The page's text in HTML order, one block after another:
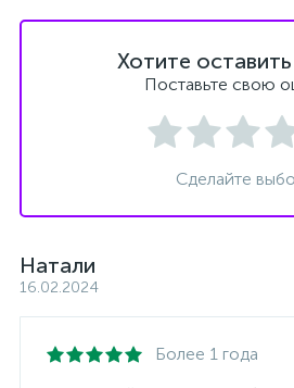
Хотите
Поставьте свою
Сделайте
Натали
16.02.2024
Более 1 года